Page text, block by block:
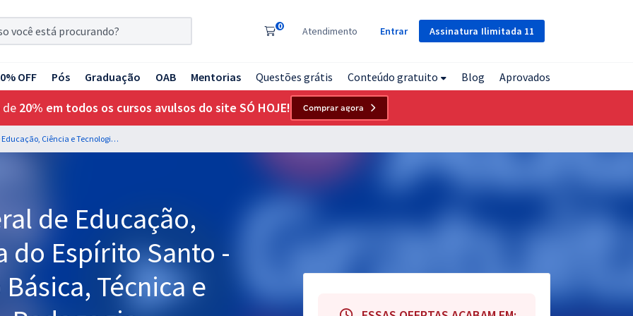
Assinatura Ilimitada 11
0 Atendimento Entrar
OFF Pós Graduação OAB Mentorias Questões grátis Conteúdo gratuito Blog Aprovados
de 20% em todos os cursos avulsos do site SÓ HOJE! Comprar agora
IFES - Instituto Federal de Educação, Ciência e Tecnologia do Espírito Santo - Professor Educação Básica, Técnica e Tecnológica (EBTT) - Pedagogia
de Educação,
do Espírito Santo -
Técnica e